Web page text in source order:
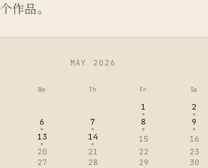
作品。
MAY 2026
We Th Fr Sa
1 2
6
7 8 9
13
14 15 16
20
21 22 23
27
28 29 30